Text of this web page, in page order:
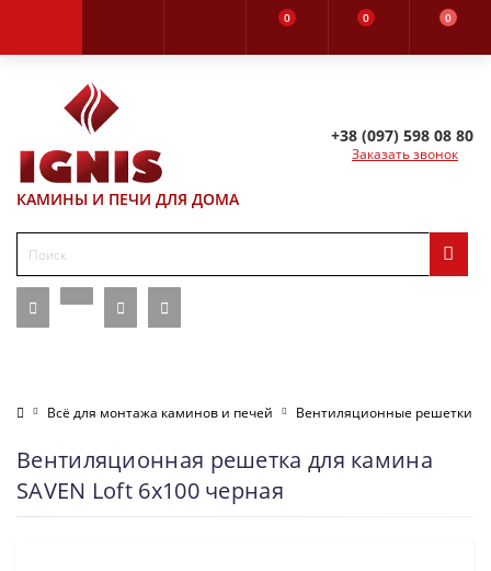
0 0 0
КАМИНЫ И ПЕЧИ ДЛЯ ДОМА
+38 (097) 598 08 80
Заказать звонок
Всё для монтажа каминов и печей Вентиляционные решетки
Вентиляционная решетка для камина
SAVEN Loft 6х100 черная